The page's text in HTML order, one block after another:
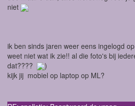
niet
ik ben sinds jaren weer eens ingelogd
weet niet wat ik zie!! al die foto's bij
dat????
)
kijk jij mobiel op laptop op ML?